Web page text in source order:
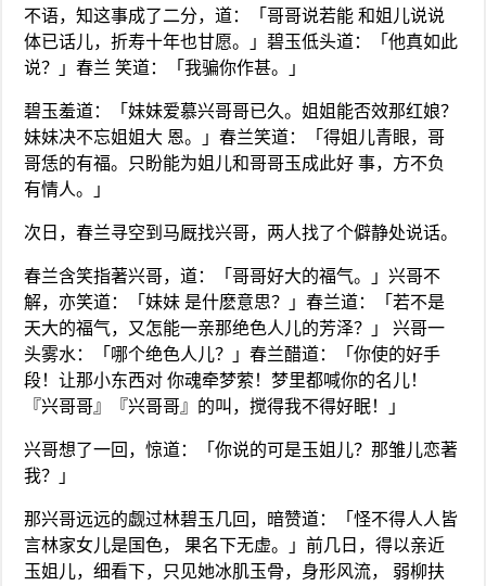
不语，知这事成了二分，道：「哥哥说若能 和姐儿说说
体已话儿，折寿十年也甘愿。」碧玉低头道：「他真如此
说？」春兰 笑道：「我骗你作甚。」
碧玉羞道：「妹妹爱慕兴哥哥已久。姐姐能否效那红娘？
妹妹决不忘姐姐大 恩。」春兰笑道：「得姐儿青眼，哥
哥恁的有福。只盼能为姐儿和哥哥玉成此好 事，方不负
有情人。」
次日，春兰寻空到马厩找兴哥，两人找了个僻静处说话。
春兰含笑指著兴哥，道：「哥哥好大的福气。」兴哥不
解，亦笑道：「妹妹 是什麽意思？」春兰道：「若不是
天大的福气，又怎能一亲那绝色人儿的芳泽？」 兴哥一
头雾水：「哪个绝色人儿？」春兰醋道：「你使的好手
段！让那小东西对 你魂牵梦萦！梦里都喊你的名儿！
『兴哥哥』『兴哥哥』的叫，搅得我不得好眠！」
兴哥想了一回，惊道：「你说的可是玉姐儿？那雏儿恋著
我？」
那兴哥远远的觑过林碧玉几回，暗赞道：「怪不得人人皆
言林家女儿是国色， 果名下无虚。」前几日，得以亲近
玉姐儿，细看下，只见她冰肌玉骨，身形风流， 弱柳扶